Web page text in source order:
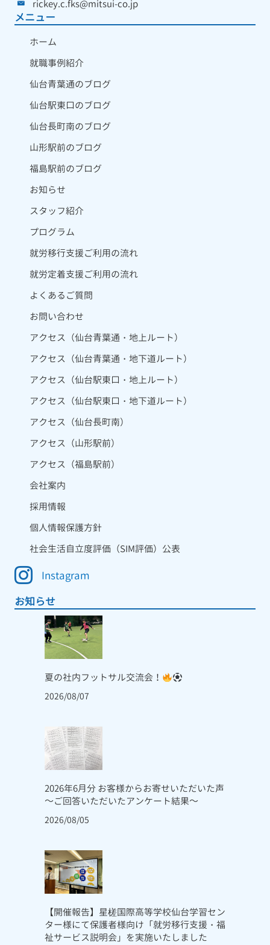
rickey.c.fks@mitsui-co.jp
メニュー
ホーム
就職事例紹介
仙台青葉通のブログ
仙台駅東口のブログ
仙台長町南のブログ
山形駅前のブログ
福島駅前のブログ
お知らせ
スタッフ紹介
プログラム
就労移行支援ご利用の流れ
就労定着支援ご利用の流れ
よくあるご質問
お問い合わせ
アクセス（仙台青葉通・地上ルート）
アクセス（仙台青葉通・地下道ルート）
アクセス（仙台駅東口・地上ルート）
アクセス（仙台駅東口・地下道ルート）
アクセス（仙台長町南）
アクセス（山形駅前）
アクセス（福島駅前）
会社案内
採用情報
個人情報保護方針
社会生活自立度評価（SIM評価）公表
Instagram
お知らせ
夏の社内フットサル交流会！
2026/08/07
2026年6月分 お客様からお寄せいただいた声
～ご回答いただいたアンケート結果～
2026/08/05
【開催報告】星槎国際高等学校仙台学習セン
ター様にて保護者様向け「就労移行支援・福
祉サービス説明会」を実施いたしました